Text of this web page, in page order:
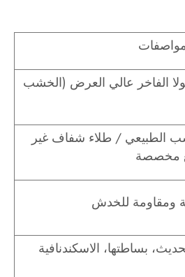
عالي العرض (الخشب
/ طلاء شفاف غير
للخدش
الاسكندنافية